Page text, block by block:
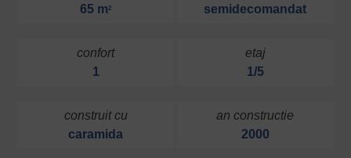
65 m2
semidecomandat
confort
1
etaj
1/5
construit cu
caramida
an constructie
2000